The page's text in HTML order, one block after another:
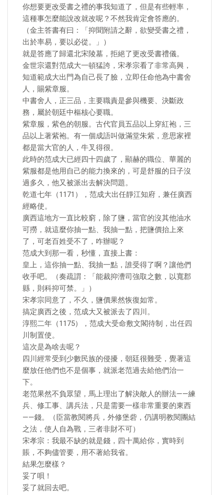
你想要更改受書之禮的事我知道了，但是有些輕率，
這種事怎麼能說改就改呢？不然我肯定會答應的。
（金主答書有曰：「抑聞附請之辭，欲變受書之禮，
出於率易，要以必從。」）
就是答應了歸還北宋陵墓，拒絕了更改受書禮儀。
金世宗還對范成大一頓猛誇，宋孝宗看了非常高興，
知道範成大出門為自己長了臉，立即任命他為中書舍
人，賜紫章服。
中書舍人，正三品，主要職責是參與機要、決斷政
務，屬於朝廷中樞核心要職。
紫章服，紫色的朝服。古代官員五品以上穿紅袍，三
品以上著紫袍。有一個成語叫做滿堂朱紫，意思家裡
都是當大官的人，牛叉得很。
此時的范成大已經四十四歲了，顯赫的職位、華麗的
紫服都是他用自己的能力換來的，可是舒服的日子沒
過多久，他又被派出去解決問題。
乾道七年（1171），范成大出任靜江知府，兼任廣西
經略使。
廣西這地方一直比較窮，除了鹽，當官的沒其他油水
可撈，就這麼你抽一點、我抽一點，把鹽價抬上來
了，可老百姓受不了，咋辦呢？
范成大到那一看，秒懂，直接上書：
皇上，這你抽一點、我抽一點，誰受得了啊？讓他們
收手吧。（奏疏謂：「能裁抑漕司強取之數，以寬郡
縣，則科抑可禁。」）
宋孝宗同意了，不久，鹽價果然恢復如常。
搞定廣西之後，范成大又被派去了四川。
淳熙二年（1175），范成大受命敷文閣待制，出任四
川制置使。
這次是為啥去呢？
四川經常受到少數民族的侵擾，朝廷很難受，覺著這
麼放任他們也不是個事，就派老范過去給他們治一
下。
老范果然不負眾望，馬上理出了解決敵人的辦法——練
兵、修工事、講兵法，只是需要一樣非常重要的東西
——錢。（臣當教閱將兵，外修堡砦，仍講明教閱團結
之法，使人自為戰，三者非財不可）
宋孝宗：我最不缺的就是錢，四十萬給你，實時到
賬，不夠儘管要，用不著給我省。
結果怎麼樣？
妥了唄！
妥了就回去吧。